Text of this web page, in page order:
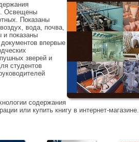
Освещены
Показаны
вода, почва,
и показаны
впервые
зверей и
студентов
содержания
или купить книгу в интернет-магазине.